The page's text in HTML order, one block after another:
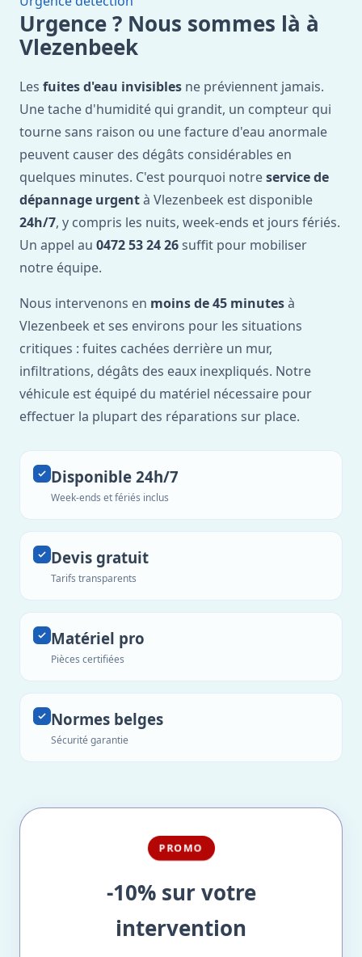
Urgence ? Nous sommes là à
Vlezenbeek
Les fuites d'eau invisibles ne préviennent jamais.
Une tache d'humidité qui grandit, un compteur qui
tourne sans raison ou une facture d'eau anormale
peuvent causer des dégâts considérables en
quelques minutes. C'est pourquoi notreservice de
dépannage urgentà Vlezenbeek est disponible
24h/7, y compris les nuits, week-ends et jours fériés.
Un appel au 0472 53 24 26 suffit pour mobiliser
notre équipe.
Nous intervenons en moins de 45 minutesà
Vlezenbeek et ses environs pour les situations
critiques : fuites cachées derrière un mur,
infiltrations, dégâts des eaux inexpliqués. Notre
véhicule est équipé du matériel nécessaire pour
effectuer la plupart des réparations sur place.
Disponible 24h/7
Week-ends et fériés inclus
Devis gratuit
Tarifs transparents
Matériel pro
Pièces certifiées
Normes belges
Sécurité garantie
PROMO
-10% sur votre
intervention